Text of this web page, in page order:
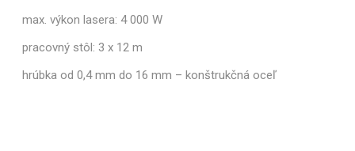
max. výkon lasera: 4 000 W
pracovný stôl: 3 x 12 m
hrúbka od 0,4 mm do 16 mm – konštrukčná oceľ